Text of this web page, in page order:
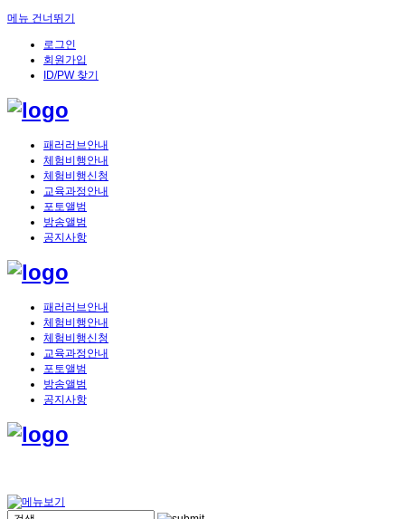
메뉴 건너뛰기
로그인
회원가입
ID/PW 찾기
패러러브안내
체험비행안내
체험비행신청
교육과정안내
포토앨범
방송앨범
공지사항
패러러브안내
체험비행안내
체험비행신청
교육과정안내
포토앨범
방송앨범
공지사항